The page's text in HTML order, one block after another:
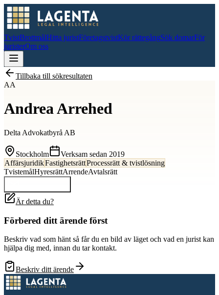
TvistBrottmålHitta juristFöretagstvistKör rättegångSök domarFör
juristerOm oss
Tillbaka till sökresultaten
AA
Andrea Arrehed
Delta Advokatbyrå AB
Stockholm Verksam sedan 2019
AffärsjuridikFastighetsrättProcessrätt & tvistlösning
TvistemålHyresrättArrendeAvtalsrätt
Är detta du?
Förbered ditt ärende först
Beskriv vad som hänt så får du en bild av läget och vad en jurist kan
hjälpa dig med, innan du tar kontakt.
Beskriv ditt ärende